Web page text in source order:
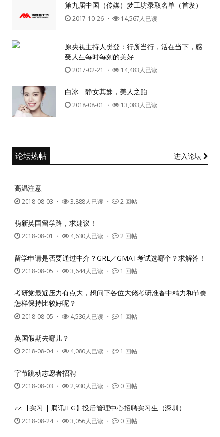
第九届中国（传媒）梦工坊录取名单（首发）
2017-10-26 ・ 14,567人已读
原央视主持人樊登：行所当行，活在当下，感
受人生每时每刻的美好
2017-02-21 ・ 14,483人已读
白冰：静女其姝，美人之贻
2018-08-01 ・ 13,083人已读
论坛热帖 进入论坛
高温注意
2018-08-03 ・ 3,888人已读 ・ 2 回帖
萌新英国留学路，求建议！
2018-08-01 ・ 4,630人已读 ・ 2 回帖
留学申请是否要通过中介？GRE／GMAT考试选哪个？求解答！
2018-08-05 ・ 3,644人已读 ・ 1 回帖
考研党最近压力有点大，想问下各位大佬考研准备中精力和节奏
怎样保持比较好呢？
2018-08-05 ・ 4,536人已读 ・ 1 回帖
英国假期去哪儿？
2018-08-04・ 4,080人已读 ・ 1 回帖
字节跳动志愿者招聘
2018-08-03 ・ 2,930人已读 ・ 0 回帖
zz:【实习 | 腾讯IEG】投后管理中心招聘实习生（深圳）
2018-08-24・ 3,056人已读 ・ 0 回帖